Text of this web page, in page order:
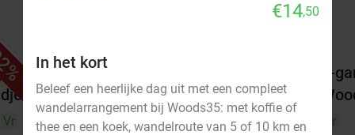
Vr
Wandelarrangement bij Woods35
Vandaag
Morgen
Woods35
9.1star
2-
Vr
€14,50
In het kort
Beleef een heerlijke dag uit met een compleet
wandelarrangement bij Woods35: met koffie of
thee en een koek, wandelroute van 5 of 10 km en